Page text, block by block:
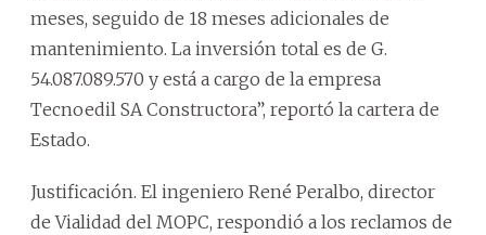
meses, seguido de 18 meses adicionales de
mantenimiento. La inversión total es de G.
54.087.089.570 y está a cargo de la empresa
Tecnoedil SA Constructora”, reportó la cartera de
Estado.
Justificación. El ingeniero René Peralbo, director
de Vialidad del MOPC, respondió a los reclamos de